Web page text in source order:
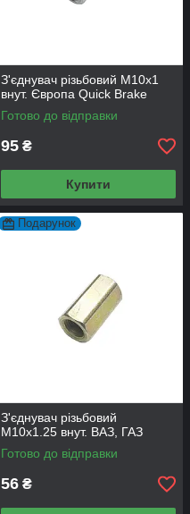
З'єднувач різьбовий М10х1
внут. Європа Quick Brake
Готово до відправки
95 ₴
Купити
Подарунок
З'єднувач різьбовий
M10х1.25 внут. ВАЗ, ГАЗ
Готово до відправки
56 ₴